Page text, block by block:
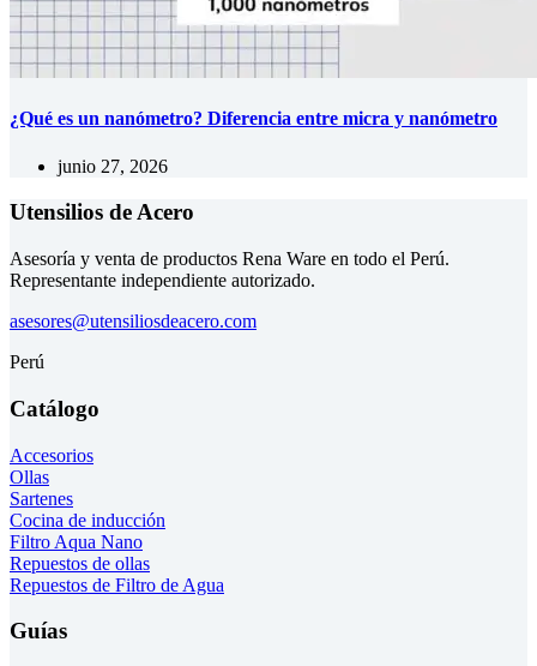
¿Qué es un nanómetro? Diferencia entre micra y nanómetro
junio 27, 2026
Utensilios de Acero
Asesoría y venta de productos Rena Ware en todo el Perú.
Representante independiente autorizado.
asesores@utensiliosdeacero.com
Perú
Catálogo
Accesorios
Ollas
Sartenes
Cocina de inducción
Filtro Aqua Nano
Repuestos de ollas
Repuestos de Filtro de Agua
Guías